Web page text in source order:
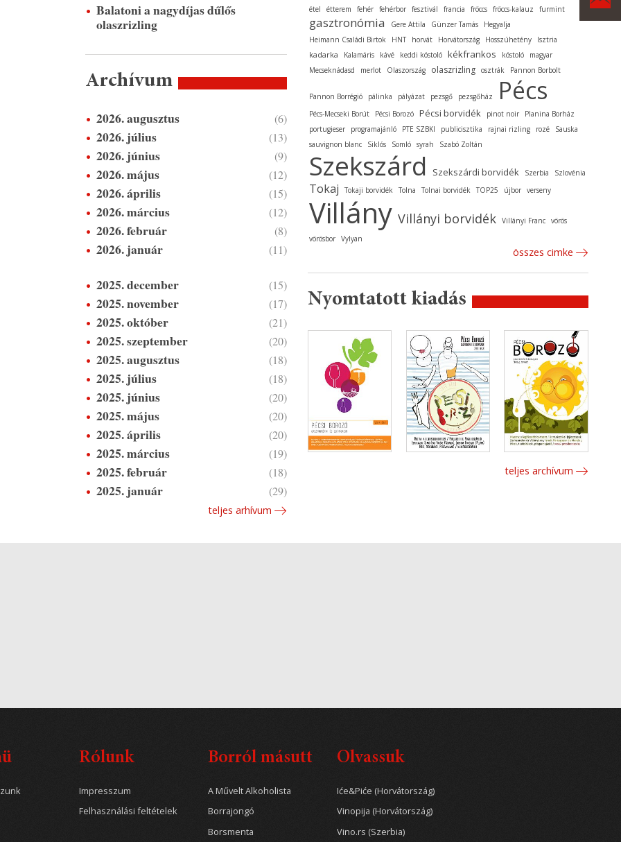
Balatoni a nagydíjas dűlős
olaszrizling
Archívum
2026. augusztus (6)
2026. július (13)
2026. június (9)
2026. május (12)
2026. április (15)
2026. március (12)
2026. február (8)
2026. január (11)
2025. december (15)
2025. november (17)
2025. október (21)
2025. szeptember (20)
2025. augusztus (18)
2025. július (18)
2025. június (20)
2025. május (20)
2025. április (20)
2025. március (19)
2025. február (18)
2025. január (29)
teljes arhívum
étel
étterem fehér fehérbor fesztivál francia fröccs fröccs-kalauz furmint
gasztronómia Gere Attila Günzer Tamás
Hegyalja
Heimann Családi Birtok
HNT horvát Horvátország Hosszúhetény Isztria
kadarka Kalamáris kávé keddi kóstoló kékfrankos kóstoló
magyar
Mecseknádasd
merlot Olaszország olaszrizling osztrák Pannon Borbolt
Pannon Borrégió pálinka pályázat pezsgő pezsgőház Pécs
Pécs-Mecseki Borút Pécsi Borozó Pécsi borvidék pinot noir
Planina Borház
portugieser
programajánló PTE SZBKI publicisztika rajnai rizling rozé
Sauska
sauvignon blanc
Siklós Somló syrah Szabó Zoltán
Szekszárd Szekszárdi borvidék Szerbia Szlovénia
Tokaj Tokaji borvidék Tolna Tolnai borvidék TOP25 újbor verseny
Villány Villányi borvidék Villányi Franc vörös
vörösbor Vylyan
összes cimke
Nyomtatott kiadás
teljes archívum
Rólunk
Impresszum
Felhasználási feltételek
Borról másutt
A Művelt Alkoholista
Borrajongó
Borsmenta
Olvassuk
Iće&Piće (Horvátország)
Vinopija (Horvátország)
Vino.rs (Szerbia)